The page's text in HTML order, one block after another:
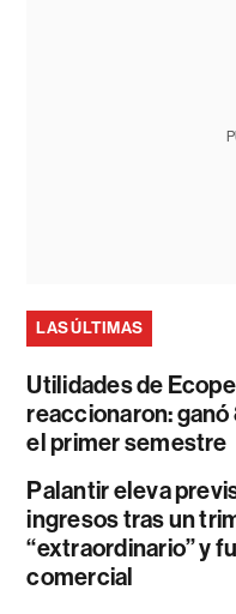
LAS ÚLTIMAS
Utilidades de
reaccionaron: ganó
el primer semestre
Palantir eleva
ingresos tras un
“extraordinario” y
comercial